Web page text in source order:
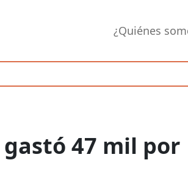
¿Quiénes
gastó 47 mil por